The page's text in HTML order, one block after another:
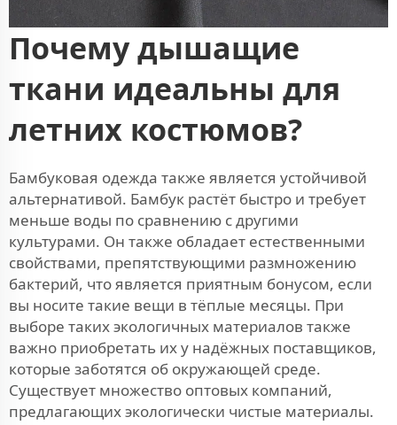
Почему дышащие
ткани идеальны для
летних костюмов?
Бамбуковая одежда также является устойчивой
альтернативой. Бамбук растёт быстро и требует
меньше воды по сравнению с другими
культурами. Он также обладает естественными
свойствами, препятствующими размножению
бактерий, что является приятным бонусом, если
вы носите такие вещи в тёплые месяцы. При
выборе таких экологичных материалов также
важно приобретать их у надёжных поставщиков,
которые заботятся об окружающей среде.
Существует множество оптовых компаний,
предлагающих экологически чистые материалы.